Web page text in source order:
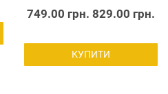
749.00 грн. 829.00 грн.
КУПИТИ